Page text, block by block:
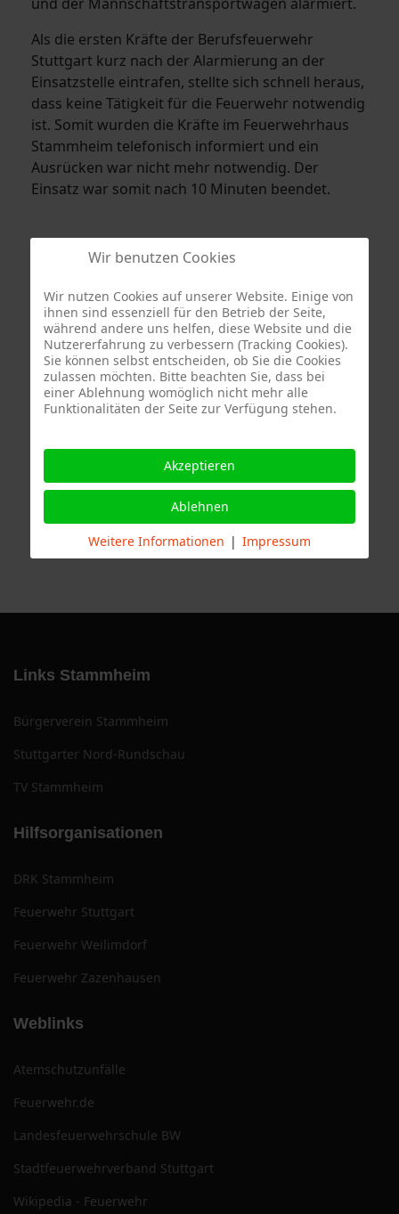
Als die ersten Kräfte der Berufsfeuerwehr
Stuttgart kurz nach der Alarmierung an der
Einsatzstelle eintrafen, stellte sich schnell heraus,
dass keine Tätigkeit für die Feuerwehr notwendig
ist. Somit wurden die Kräfte im Feuerwehrhaus
Stammheim telefonisch informiert und ein
Ausrücken war nicht mehr notwendig. Der
Einsatz war somit nach 10 Minuten beendet.
Termine
Links Stammheim
Bürgerverein Stammheim
Stuttgarter Nord-Rundschau
TV Stammheim
Hilfsorganisationen
DRK Stammheim
Feuerwehr Stuttgart
Feuerwehr Weilimdorf
Feuerwehr Zazenhausen
Weblinks
Atemschutzunfälle
Feuerwehr.de
Landesfeuerwehrschule BW
Stadtfeuerwehrverband Stuttgart
Wikipedia - Feuerwehr
Wir benutzen Cookies
Wir nutzen Cookies auf unserer Website. Einige von
ihnen sind essenziell für den Betrieb der Seite,
während andere uns helfen, diese Website und die
Nutzererfahrung zu verbessern (Tracking Cookies).
Sie können selbst entscheiden, ob Sie die Cookies
zulassen möchten. Bitte beachten Sie, dass bei
einer Ablehnung womöglich nicht mehr alle
Funktionalitäten der Seite zur Verfügung stehen.
Akzeptieren
Ablehnen
Weitere Informationen | Impressum